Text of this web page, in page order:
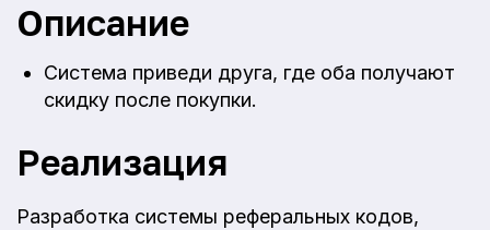
Описание
Система приведи друга, где оба получают
скидку после покупки.
Реализация
Разработка системы реферальных кодов,